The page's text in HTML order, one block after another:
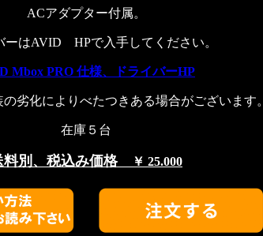
ACアダプター付属。
ーはAVID HPで入手してください。
Mbox PRO 仕様、ドライバーHP
劣化によりべたつきある場合がございます。
在庫５台
料別、税込み価格 ￥ 25.000